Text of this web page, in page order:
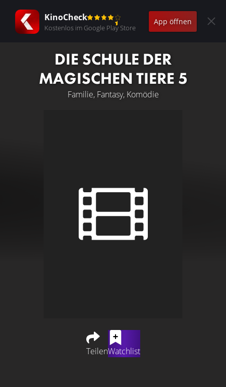
KinoCheck
Kostenlos im Google Play Store
App öffnen
DIE SCHULE DER
MAGISCHEN TIERE 5
Familie, Fantasy, Komödie
TeilenWatchlist